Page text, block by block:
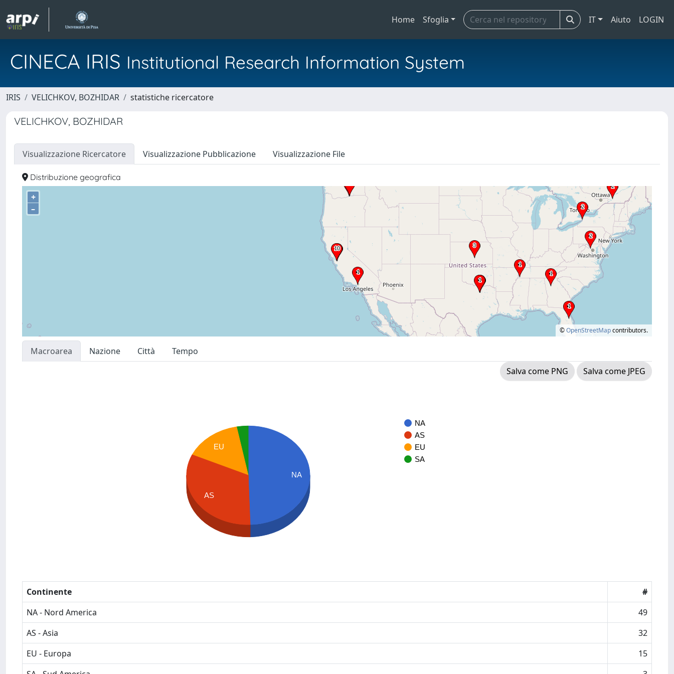
Home Sfoglia IT Aiuto LOGIN
CINECA IRIS Institutional Research Information System
IRIS VELICHKOV, BOZHIDAR statistiche ricercatore
VELICHKOV, BOZHIDAR
Visualizzazione Ricercatore Visualizzazione Pubblicazione Visualizzazione File
Distribuzione geografica
+
–
©OpenStreetMapcontributors.
Macroarea Nazione Città
Tempo
Salva come PNG
Salva come JPEG
NA
AS
EU
SA
NA
EU
AS
Continente
#
NA - Nord America
49
AS - Asia
32
EU - Europa
15